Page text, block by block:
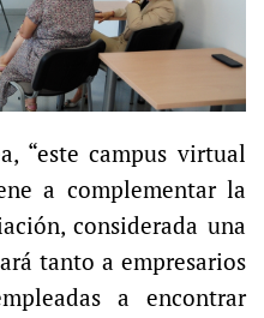
“este campus virtual
a complementar la
considerada una
tanto a empresarios
a encontrar